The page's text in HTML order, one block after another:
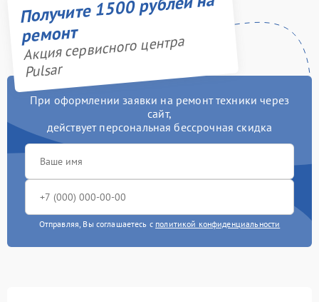
Получите 1500 рублей на
ремонт
Акция сервисного центра
Pulsar
При оформлении заявки на ремонт техники через
сайт,
действует персональная бессрочная скидка
Отправляя, Вы соглашаетесь с политикой конфиденциальности